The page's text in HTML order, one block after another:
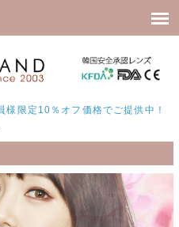
％オフ価格でご提供中！